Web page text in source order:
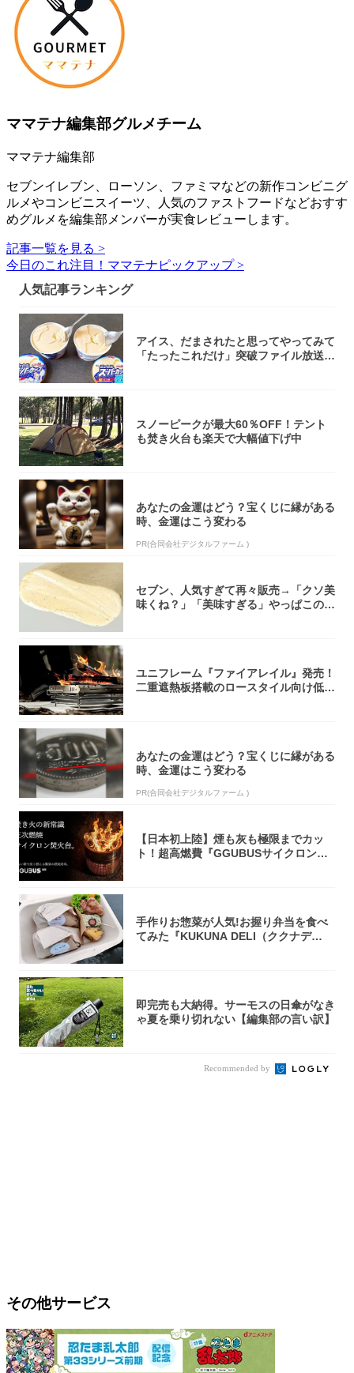
ママテナ編集部グルメチーム
ママテナ編集部
セブンイレブン、ローソン、ファミマなどの新作コンビニグ
ルメやコンビニスイーツ、人気のファストフードなどおすす
めグルメを編集部メンバーが実食レビューします。
記事一覧を見る >
今日のこれ注目！ママテナピックアップ >
人気記事ランキング
アイス、だまされたと思ってやってみて
「たったこれだけ」突破ファイル放送で
スノーピークが最大60％OFF！テント
も焚き火台も楽天で大幅値下げ中
あなたの金運はどう？宝くじに縁がある
時、金運はこう変わる
PR(合同会社デジタルファーム )
セブン、人気すぎて再々販売→「クソ美
味くね？」「美味すぎる」やっぱこのク
ユニフレーム『ファイアレイル』発売！
二重遮熱板搭載のロースタイル向け低型
あなたの金運はどう？宝くじに縁がある
時、金運はこう変わる
PR(合同会社デジタルファーム )
【日本初上陸】煙も灰も極限までカッ
ト！超高燃費『GGUBUSサイクロン焚
手作りお惣菜が人気!お握り弁当を食べ
てみた『KUKUNA DELI（ククナデ
即完売も大納得。サーモスの日傘がなき
ゃ夏を乗り切れない【編集部の言い訳】
Recommended by
その他サービス